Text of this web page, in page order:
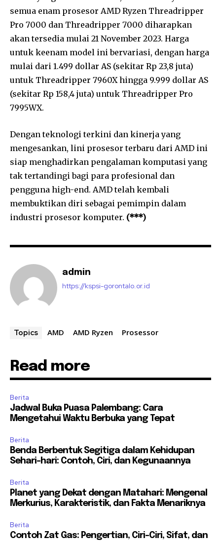
semua enam prosesor AMD Ryzen Threadripper
Pro 7000 dan Threadripper 7000 diharapkan
akan tersedia mulai 21 November 2023. Harga
untuk keenam model ini bervariasi, dengan harga
mulai dari 1.499 dollar AS (sekitar Rp 23,8 juta)
untuk Threadripper 7960X hingga 9.999 dollar AS
(sekitar Rp 158,4 juta) untuk Threadripper Pro
7995WX.
Dengan teknologi terkini dan kinerja yang
mengesankan, lini prosesor terbaru dari AMD ini
siap menghadirkan pengalaman komputasi yang
tak tertandingi bagi para profesional dan
pengguna high-end. AMD telah kembali
membuktikan diri sebagai pemimpin dalam
industri prosesor komputer. (***)
admin
https://kspsi-gorontalo.or.id
Topics AMD AMD Ryzen Prosessor
Read more
Berita
Jadwal Buka Puasa Palembang: Cara
Mengetahui Waktu Berbuka yang Tepat
Berita
Benda Berbentuk Segitiga dalam Kehidupan
Sehari-hari: Contoh, Ciri, dan Kegunaannya
Berita
Planet yang Dekat dengan Matahari: Mengenal
Merkurius, Karakteristik, dan Fakta Menariknya
Berita
Contoh Zat Gas: Pengertian, Ciri-Ciri, Sifat, dan